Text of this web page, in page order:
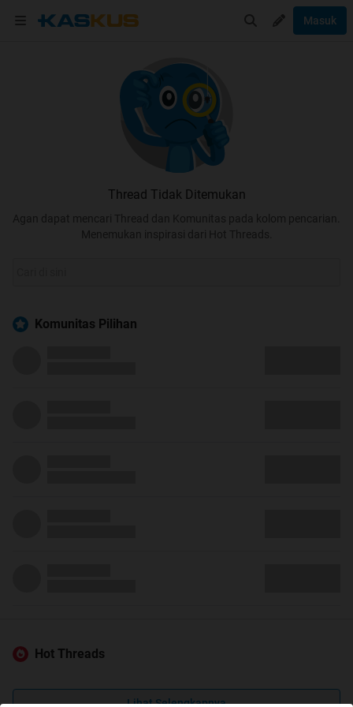
Masuk
Thread Tidak Ditemukan
Agan dapat mencari Thread dan Komunitas pada kolom pencarian.
Menemukan inspirasi dari Hot Threads.
Komunitas Pilihan
Hot Threads
Lihat Selengkapnya